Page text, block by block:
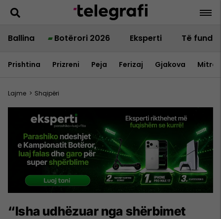
Ballina Botërori 2026 Eksperti Të fundit
Prishtina Prizreni Peja Ferizaj Gjakova
Lajme > Shqipëri
“Isha udhëzuar nga shërbimet